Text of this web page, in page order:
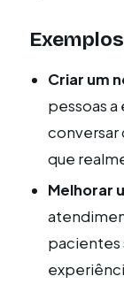
Criar um
pessoas
conversar
que
Melhorar
pacientes